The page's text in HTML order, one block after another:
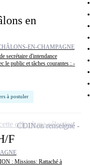
en
EN-CHAMPAGNE
secrétaire d'intendance
le public et tâches courantes : -
à postuler
F
: Missions: Rattaché à
CDINon renseigné
offre à ma sélection